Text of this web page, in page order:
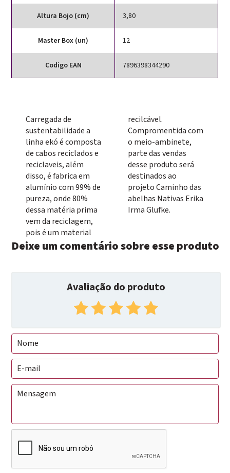
Altura Bojo (cm) 3,80
Master Box (un) 12
Codigo EAN 7896398344290
Carregada de
sustentabilidade a
linha ekó é composta
de cabos reciclados e
reciclaveis, além
disso, é fabrica em
alumínio com 99% de
pureza, onde 80%
dessa matéria prima
vem da reciclagem,
pois é um material
recilcável.
Compromentida com
o meio-ambinete,
parte das vendas
desse produto será
destinados ao
projeto Caminho das
abelhas Nativas Erika
Irma Glufke.
Deixe um comentário sobre esse produto
Avaliação do produto